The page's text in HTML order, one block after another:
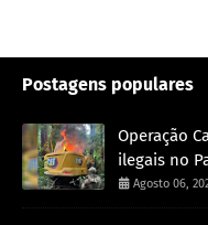
Postagens populares
Operação
ilegais no
Agosto 06,